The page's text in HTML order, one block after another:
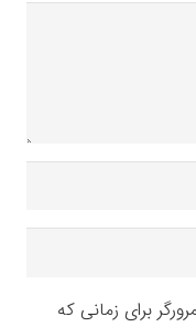
برای زمانی که